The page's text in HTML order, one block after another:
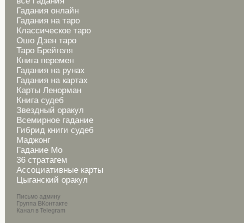
Гадания онлайн
Гадания на таро
Классическое таро
Ошо Дзен таро
Таро Брейгеля
Книга перемен
Гадания на рунах
Гадания на картах
Карты Ленорман
Книга судеб
Звездный оракул
Всемирное гадание
Гибрид книги судеб
Маджонг
Гадание Мо
36 стратагем
Ассоциативные карты
Цыганский оракул
Письмо админу
Группа ВКонтакте
Канал в Telegram